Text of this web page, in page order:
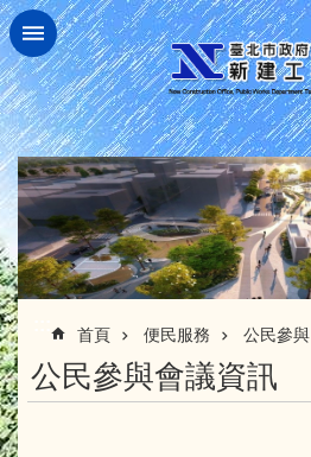
跳到主要內容區塊
首頁 便民服務 公民參與
公民參與會議資訊